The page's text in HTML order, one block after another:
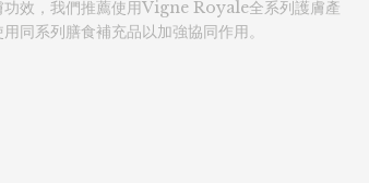
功效，我們推薦使用Vigne Royale全系列護膚產
同系列膳食補充品以加強協同作用。